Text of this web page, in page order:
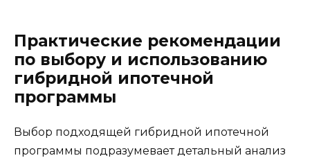
Практические рекомендации
по выбору и использованию
гибридной ипотечной
программы
Выбор подходящей гибридной ипотечной
программы подразумевает детальный анализ